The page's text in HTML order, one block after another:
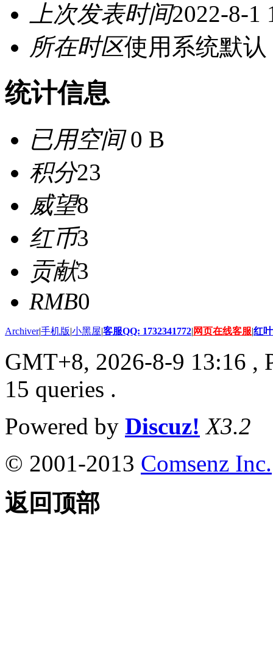
上次发表时间2022-8-1
所在时区使用系统默认
统计信息
已用空间0 B
积分23
威望8
红币3
贡献3
RMB0
Archiver|手机版|小黑屋|客服QQ: 1732341772| 网页在线客服|红
GMT+8, 2026-8-9 13:16 ,
15 queries .
Powered by Discuz! X3.2
© 2001-2013 Comsenz Inc.
返回顶部